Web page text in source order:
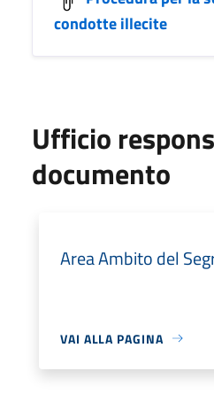
condotte illecite
Ufficio
documento
Area Ambito del
VAI ALLA PAGINA